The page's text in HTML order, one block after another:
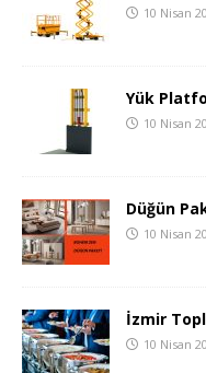
10 Nisan
Yük
10 Nisan
Düğün
10 Nisan
İzmir
10 Nisan